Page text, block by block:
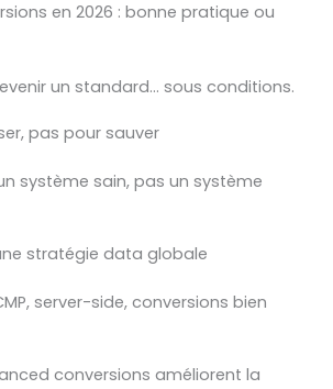
en 2026 : bonne pratique ou
un standard… sous conditions.
pas pour sauver
système sain, pas un système
stratégie data globale
server-side, conversions bien
conversions améliorent la